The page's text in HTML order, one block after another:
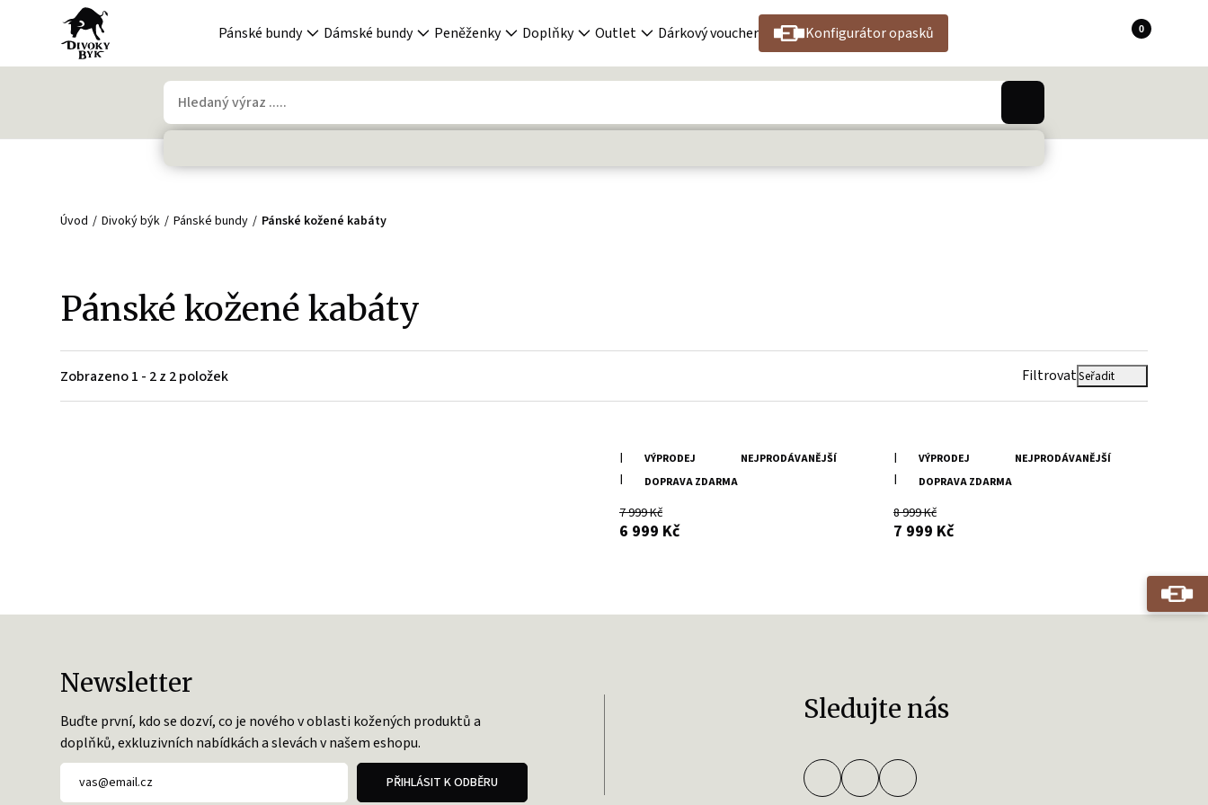
Pánské bundy Dámské bundy Peněženky Doplňky Outlet Dárkový voucher Konfigurátor opasků 0
Úvod Divoký býk Pánské bundy Pánské kožené kabáty
Pánské kožené kabáty
Zobrazeno 1 - 2 z 2 položek FiltrovatSeřadit
VÝPRODEJ
NEJPRODÁVANĚJŠÍ
DOPRAVA ZDARMA
Pánská hnědá kožená bunda
MMNuuko
7 999 Kč
6 999 Kčs DPH
VÝPRODEJ
NEJPRODÁVANĚJŠÍ
DOPRAVA ZDARMA
Pánský černý kožený kabát
DMRevilio
8 999 Kč
7 999 Kčs DPH
Newsletter
Buďte první, kdo se dozví, co je nového v oblasti kožených produktů a
doplňků, exkluzivních nabídkách a slevách v našem eshopu.
PŘIHLÁSIT K ODBĚRU
Sledujte nás